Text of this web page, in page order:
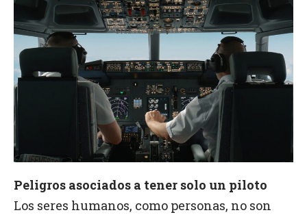
Peligros asociados a tener solo un piloto
Los seres humanos, como personas, no son